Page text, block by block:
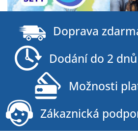
Z
Doprava
Dodání do 2
Možnosti
Zákaznická